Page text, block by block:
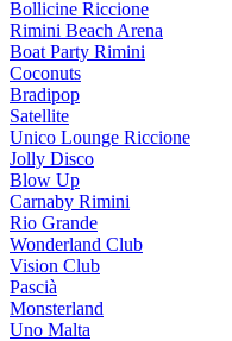
Bollicine Riccione
Rimini Beach Arena
Boat Party Rimini
Coconuts
Bradipop
Satellite
Unico Lounge Riccione
Jolly Disco
Blow Up
Carnaby Rimini
Rio Grande
Wonderland Club
Vision Club
Pascià
Monsterland
Uno Malta